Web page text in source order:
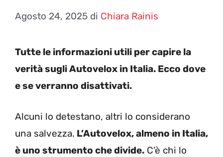
Agosto 24, 2025 di Chiara Rainis
Tutte le informazioni utili per capire la
verità sugli Autovelox in Italia. Ecco dove
e se verranno disattivati.
Alcuni lo detestano, altri lo considerano
una salvezza. L’Autovelox, almeno in Italia,
è uno strumento che divide. C’è chi lo